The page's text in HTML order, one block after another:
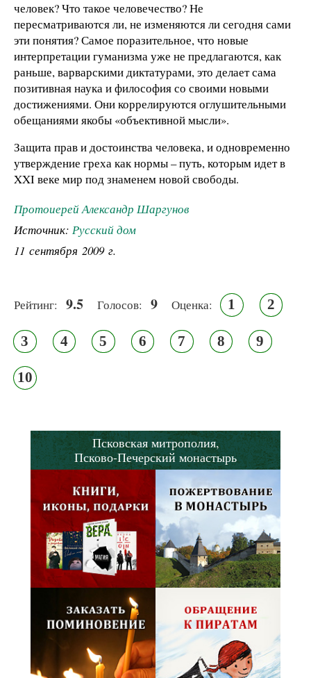
человек? Что такое человечество? Не
пересматриваются ли, не изменяются ли сегодня сами
эти понятия? Самое поразительное, что новые
интерпретации гуманизма уже не предлагаются, как
раньше, варварскими диктатурами, это делает сама
позитивная наука и философия со своими новыми
достижениями. Они коррелируются оглушительными
обещаниями якобы «объективной мысли».
Защита прав и достоинства человека, и одновременно
утверждение греха как нормы – путь, которым идет в
XXI веке мир под знаменем новой свободы.
Протоиерей Александр Шаргунов
Источник: Русский дом
11 сентября 2009 г.
Рейтинг: 9.5 Голосов: 9 Оценка: 1 2
3 4 5 6 7 8 9
10
Псковская митрополия,
Псково-Печерский монастырь